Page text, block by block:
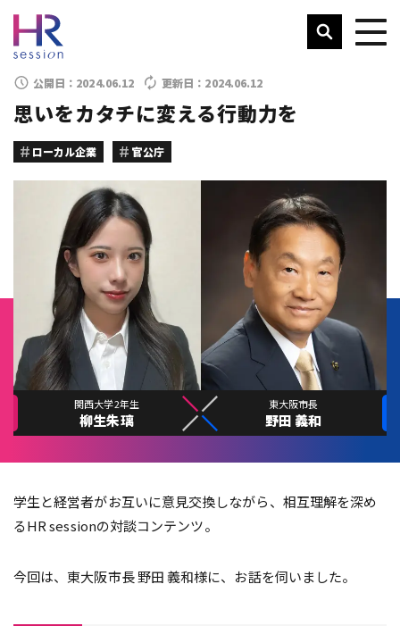
公開日： 2024.06.12 更新日： 2024.06.12
思いをカタチに変える行動力を
ローカル企業 官公庁
関西大学2年生
柳生朱璃
東大阪市長
野田 義和
学生と経営者がお互いに意見交換しながら、相互理解を深め
るHR sessionの対談コンテンツ。
今回は、東大阪市長 野田 義和様に、お話を伺いました。